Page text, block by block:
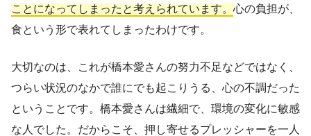
ことになってしまったと考えられています。 心の負担が、
食という形で表れてしまったわけです。
大切なのは、これが橋本愛さんの努力不足などではなく、
つらい状況のなかで誰にでも起こりうる、心の不調だった
ということです。橋本愛さんは繊細で、環境の変化に敏感
な人でした。だからこそ、押し寄せるプレッシャーを一人